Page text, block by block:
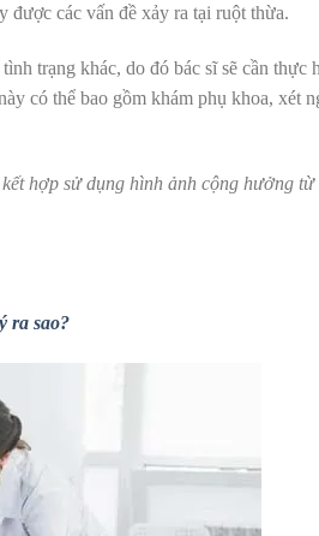
được các vấn đề xảy ra tại ruột thừa.
trạng khác, do đó bác sĩ sẽ cần thực
có thể bao gồm khám phụ khoa, xét
hợp sử dụng hình ảnh cộng hưởng
ra sao?